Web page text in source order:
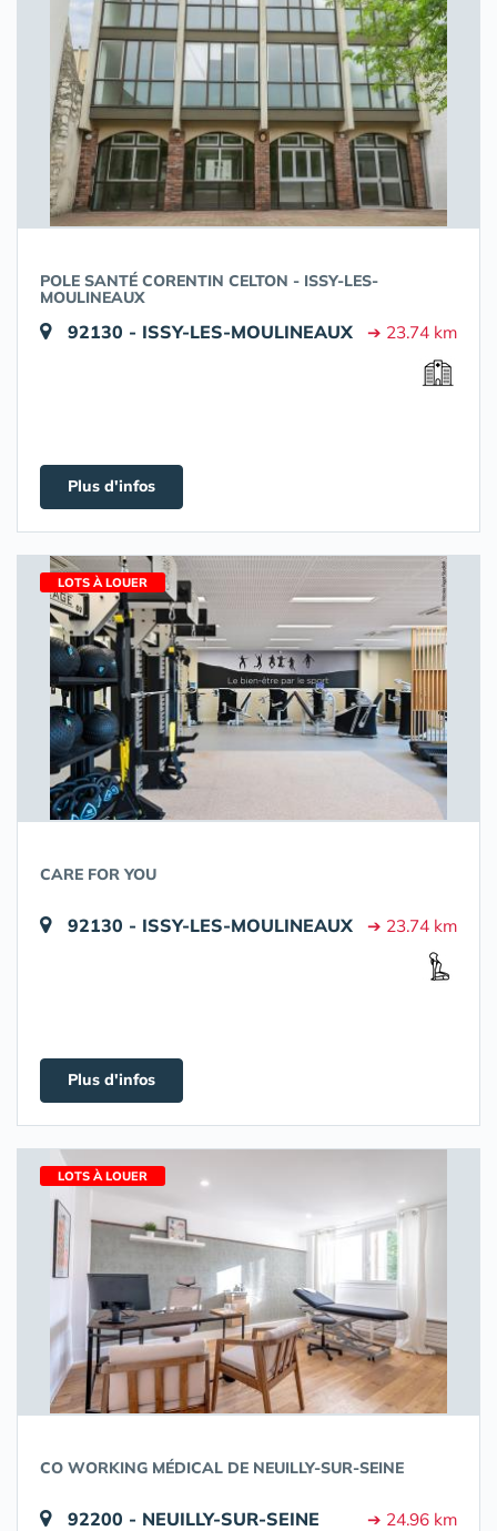
POLE SANTÉ CORENTIN CELTON - ISSY-LES-
MOULINEAUX
92130 - ISSY-LES-MOULINEAUX ➔ 23.74 km
Plus d'infos
LOTS À LOUER
CARE FOR YOU
92130 - ISSY-LES-MOULINEAUX ➔ 23.74 km
Plus d'infos
LOTS À LOUER
CO WORKING MÉDICAL DE NEUILLY-SUR-SEINE
92200 - NEUILLY-SUR-SEINE ➔ 24.96 km